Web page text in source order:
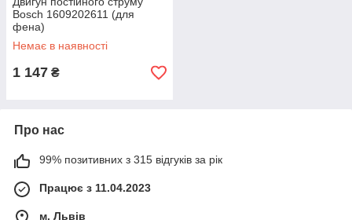
Bosch 1609202611 (для
фена)
Немає в наявності
1 147 ₴
Про нас
99% позитивних з 315 відгуків за рік
Працює з 11.04.2023
м. Львів